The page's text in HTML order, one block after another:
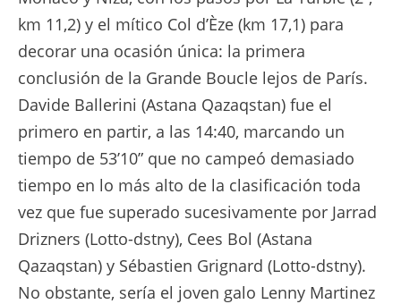
km 11,2) y el mítico Col d’Èze (km 17,1) para
decorar una ocasión única: la primera
conclusión de la Grande Boucle lejos de París.
Davide Ballerini (Astana Qazaqstan) fue el
primero en partir, a las 14:40, marcando un
tiempo de 53’10” que no campeó demasiado
tiempo en lo más alto de la clasificación toda
vez que fue superado sucesivamente por Jarrad
Drizners (Lotto-dstny), Cees Bol (Astana
Qazaqstan) y Sébastien Grignard (Lotto-dstny).
No obstante, sería el joven galo Lenny Martinez